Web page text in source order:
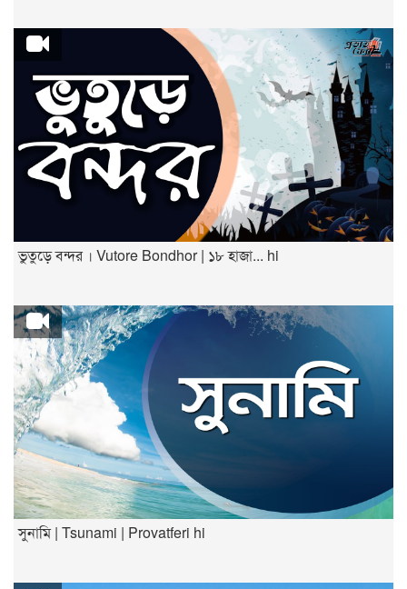
ভুতুড়ে বন্দর । Vutore Bondhor | ১৮ হাজা... hi
সুনামি | Tsunami | Provatferi hi